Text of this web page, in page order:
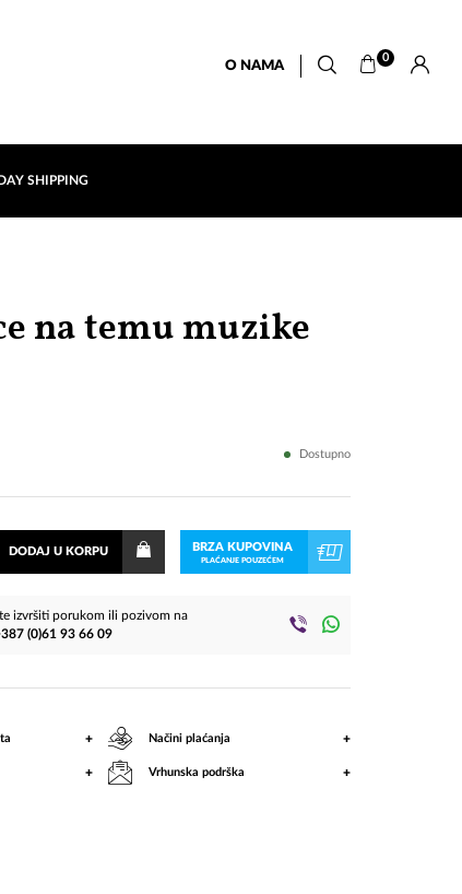
O NAMA
0
SHIPPING
na temu muzike
Dostupno
DODAJ U KORPU BRZA KUPOVINA
PLAĆANJE POUZEĆEM
izvršiti porukom ili pozivom na
(0)61 93 66 09
+ Načini plaćanja +
+ Vrhunska podrška +